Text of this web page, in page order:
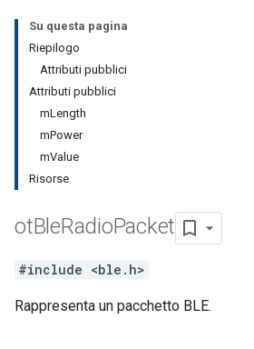
Su questa pagina
Riepilogo
Attributi pubblici
Attributi pubblici
mLength
mPower
mValue
Risorse
otBleRadioPacket
#include <ble.h>
Rappresenta un pacchetto BLE.